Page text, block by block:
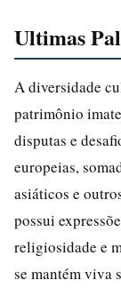
Ultimas
A diversidade
patrimônio
disputas e
europeias,
asiáticos e
possui
religiosidade e
se mantém viva